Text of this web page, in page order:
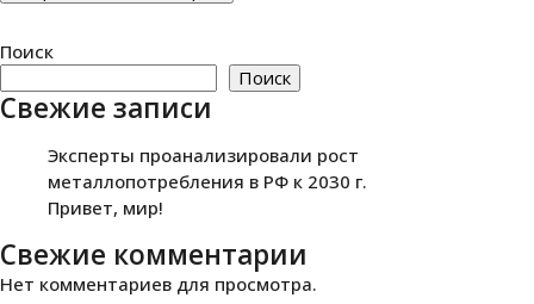
Поиск
Поиск
Свежие записи
Эксперты проанализировали рост
металлопотребления в РФ к 2030 г.
Привет, мир!
Свежие комментарии
Нет комментариев для просмотра.